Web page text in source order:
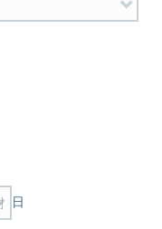
日